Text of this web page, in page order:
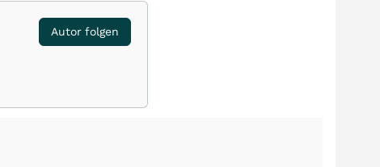
Autor folgen